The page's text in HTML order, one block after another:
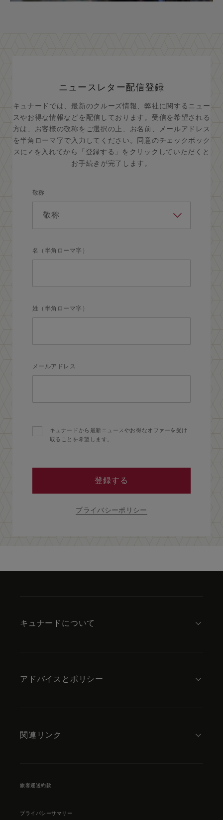
ニュースレター配信登録
キュナードでは、最新のクルーズ情報、弊社に関するニュー
スやお得な情報などを配信しております。受信を希望される
方は、お客様の敬称をご選択の上、お名前、メールアドレス
を半角ローマ字で入力してください。同意のチェックボック
スに✓を入れてから「登録する」をクリックしていただくと
お手続きが完了します。
敬称
名（半角ローマ字）
姓（半角ローマ字）
メールアドレス
キュナードから最新ニュースやお得なオファーを受け
取ることを希望します。
登録する
プライバシーポリシー
キュナードについて
アドバイスとポリシー
関連リンク
旅客運送約款
プライバシーサマリー